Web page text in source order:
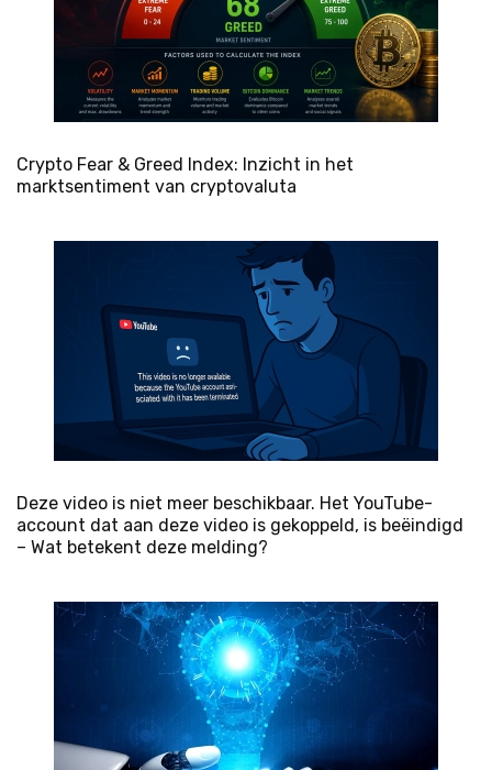
Crypto Fear & Greed Index: Inzicht in het
marktsentiment van cryptovaluta
Deze video is niet meer beschikbaar. Het YouTube-
account dat aan deze video is gekoppeld, is beëindigd
– Wat betekent deze melding?